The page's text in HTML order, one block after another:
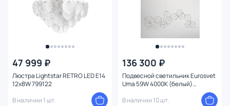
47 999 ₽
Люстра Lightstar RETRO LED E14
12х8W 799122
В наличии 1 шт.
136 300 ₽
Подвесной светильник Eurosvet
Uma 59W 4000К (белый)
В наличии 10 шт.